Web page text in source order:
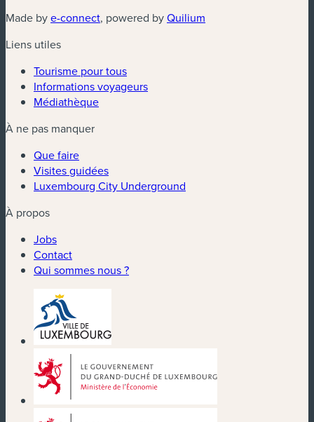
Made bye-connect(nouvelle fenêtre)
, powered byQuilium
Liens utiles
Tourisme pour tous
Informations voyageurs
Médiathèque
À ne pas manquer
Que faire
Visites guidées
Luxembourg City Underground
À propos
Jobs
Contact
Qui sommes nous ?